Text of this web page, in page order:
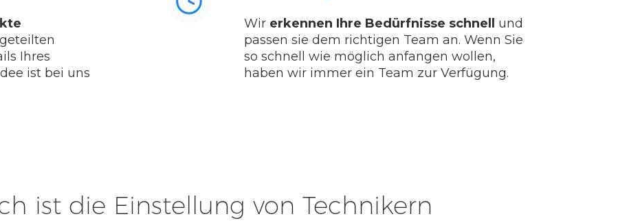
Ihres
ist bei uns
Wir erkennen Ihre Bedürfnisse schnell und
passen sie dem richtigen Team an. Wenn Sie
so schnell wie möglich anfangen wollen,
haben wir immer ein Team zur Verfügung.
ist die Einstellung von Technikern